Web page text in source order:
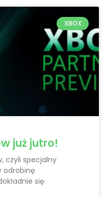
XBOX
już jutro!
czyli specjalny
odrobinę
się